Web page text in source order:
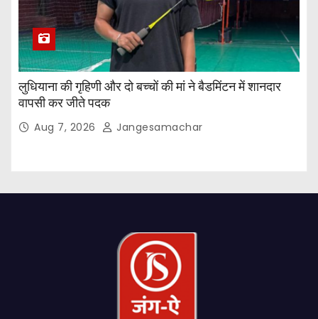
लुधियाना की गृहिणी और दो बच्चों की मां ने बैडमिंटन में शानदार
वापसी कर जीते पदक
Aug 7, 2026 Jangesamachar